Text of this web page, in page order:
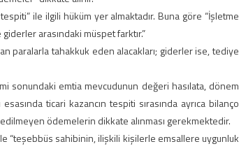
ile ilgili hüküm yer almaktadır. Buna göre “İşletme
arasındaki müspet farktır.”
paralarla tahakkuk eden alacakları; giderler ise, tediye
sonundaki emtia mevcudunun değeri hasılata, dönem
ticari kazancın tespiti sırasında ayrıca bilanço
ödemelerin dikkate alınması gerekmektedir.
“teşebbüs sahibinin, ilişkili kişilerle emsallere uygunluk